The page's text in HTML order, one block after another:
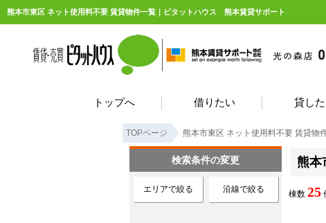
熊本市東区 ネット使用料不要 賃貸物件一覧｜ピタットハウス 熊本賃貸サポート
トップへ 借りたい 貸し
TOPページ 熊本市東区 ネット使用料不要 賃貸物
熊本
棟数 25
検索条件の変更
エリアで絞る 沿線で絞る